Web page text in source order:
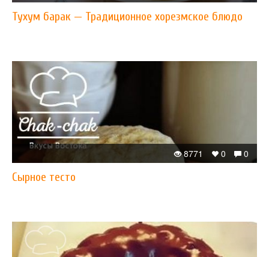
Тухум барак — Традиционное хорезмское блюдо
0
0
8771
Сырное тесто